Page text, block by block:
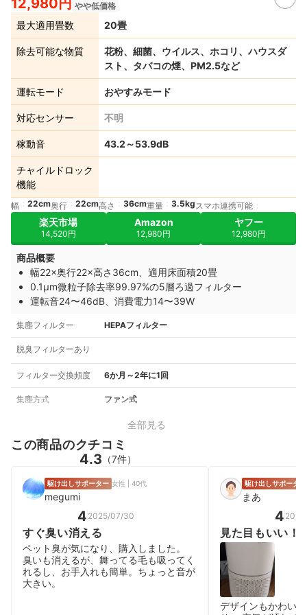
12,980円 やや低価格
最大適用畳数 20畳
除去可能な物質
花粉、細菌、ウイルス、ホコリ、ハウスダ
スト、タバコの煙、PM2.5など
運転モード おやすみモード
対応センサー 不明
稼動音 43.2～53.9dB
チャイルドロック
機能
幅 22cm奥行 22cm高さ 36cm重量 3.5kg スマホ連携可能
楽天市場
14,520円
Amazon
12,980円
ヤフー
12,980円
商品概要
幅22×奥行22×高さ36cm、適用床面積20畳
0.1μm微粒子除去率99.97%の5層ろ過フィルター
運転音24〜46dB、消費電力14〜39W
集塵フィルター HEPAフィルター
脱臭フィルターあり
フィルター交換頻度 6か月～2年に1回
集塵方式 ファン式
全部見る
この商品のクチコミ
4.3 （7件）
駆け出しサポーター 女性 | 40代
megumi
4 2025/07/30
すぐ臭い消える
ペット臭が気になり、購入しました。
臭いも消えるが、舞ってる毛も吸ってく
れるし、お手入れも簡単。ちょっと音が
大きい。
駆け出しサポーター
まあ
4
見た目もいい！
デザインもかわい